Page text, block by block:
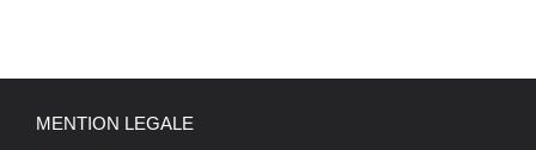
MENTION LEGALE